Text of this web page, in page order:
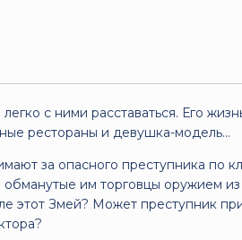
с ними расставаться. Его
рестораны и девушка-модель...
за опасного преступника по
им торговцы оружием
этот Змей? Может преступник